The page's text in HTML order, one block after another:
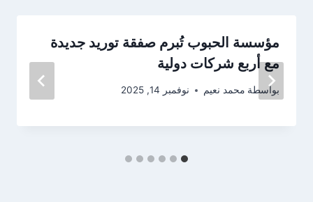
مؤسسة الحبوب تُبرم صفقة توريد جديدة
مع أربع شركات دولية
بواسطة محمد نعيم نوفمبر 14, 2025